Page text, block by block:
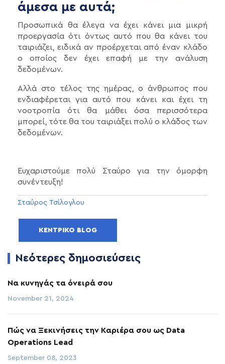
άμεσα με αυτά;
Προσωπικά θα έλεγα να έχει κάνει μια μικρή
προεργασία ότι όντως αυτό που θα κάνει του
ταιριάζει, ειδικά αν προέρχεται από έναν κλάδο
ο οποίος δεν έχει επαφή με την ανάλυση
δεδομένων.
Αλλά στο τέλος της ημέρας, ο άνθρωπος που
ενδιαφέρεται για αυτό που κάνει και έχει τη
νοοτροπία ότι θα μάθει όσα περισσότερα
μπορεί, τότε θα του ταιριάξει πολύ ο κλάδος των
δεδομένων.
Ευχαριστούμε πολύ Σταύρο για την όμορφη
συνέντευξη!
Σταύρος Τσίλογλου
ΚΕΝΤΡΙΚΌ BLOG
Νεότερες δημοσιεύσεις
Να κυνηγάς τα όνειρά σου
November 21, 2024
Πώς να Ξεκινήσεις την Καριέρα σου ως Data
Operations Lead
September 08, 2023